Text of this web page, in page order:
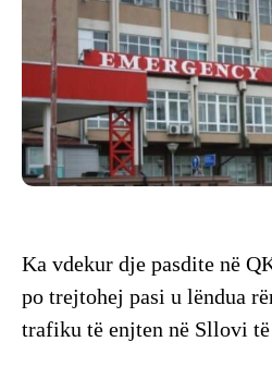
Ka vdekur dje pasdite në
po trejtohej pasi u lëndua
trafiku të enjten në Sllovi